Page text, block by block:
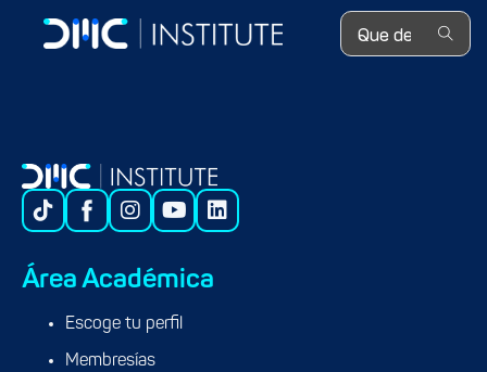
Search ...
Pricing Data Specialist en BBVA
Área Académica
Escoge tu perfil
Membresías